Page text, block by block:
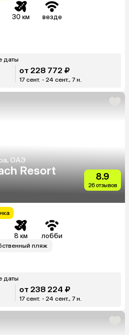
30 км везде
даты
от 228 772 ₽
17 сент. - 24 сент., 7 н.
ОАЭ
Resort
8.9
26 отзывов
8 км лобби
пляж
даты
от 238 224 ₽
17 сент. - 24 сент., 7 н.